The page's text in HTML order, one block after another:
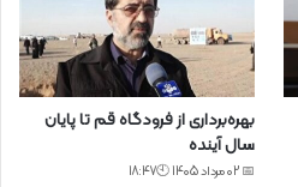
بهره‌برداری از فرودگاه قم تا پایان
سال آینده
📅 02 مرداد 1405 🕙18:47